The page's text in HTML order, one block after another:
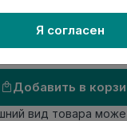
Добавить в
вид товара
Я согласен